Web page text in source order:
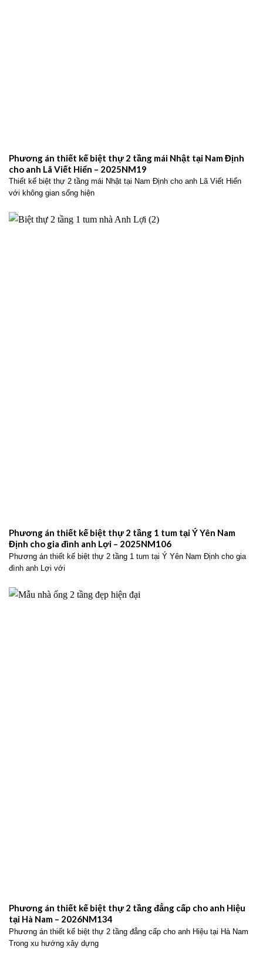
Phương án thiết kế biệt thự 2 tầng mái Nhật tại Nam Định
cho anh Lã Viết Hiển – 2025NM19
Thiết kế biệt thự 2 tầng mái Nhật tại Nam Định cho anh Lã Viết Hiển
với không gian sống hiện
Phương án thiết kế biệt thự 2 tầng 1 tum tại Ý Yên Nam
Định cho gia đình anh Lợi – 2025NM106
Phương án thiết kế biệt thự 2 tầng 1 tum tại Ý Yên Nam Định cho gia
đình anh Lợi với
Phương án thiết kế biệt thự 2 tầng đẳng cấp cho anh Hiệu
tại Hà Nam – 2026NM134
Phương án thiết kế biệt thự 2 tầng đẳng cấp cho anh Hiệu tại Hà Nam
Trong xu hướng xây dựng